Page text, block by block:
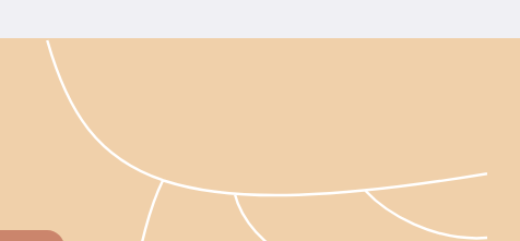
Ґрунт починають удобрювати до випадання
та саду вносять, не чекаючи танення ґрунту.
перед і під час посадки.
життєздатними.